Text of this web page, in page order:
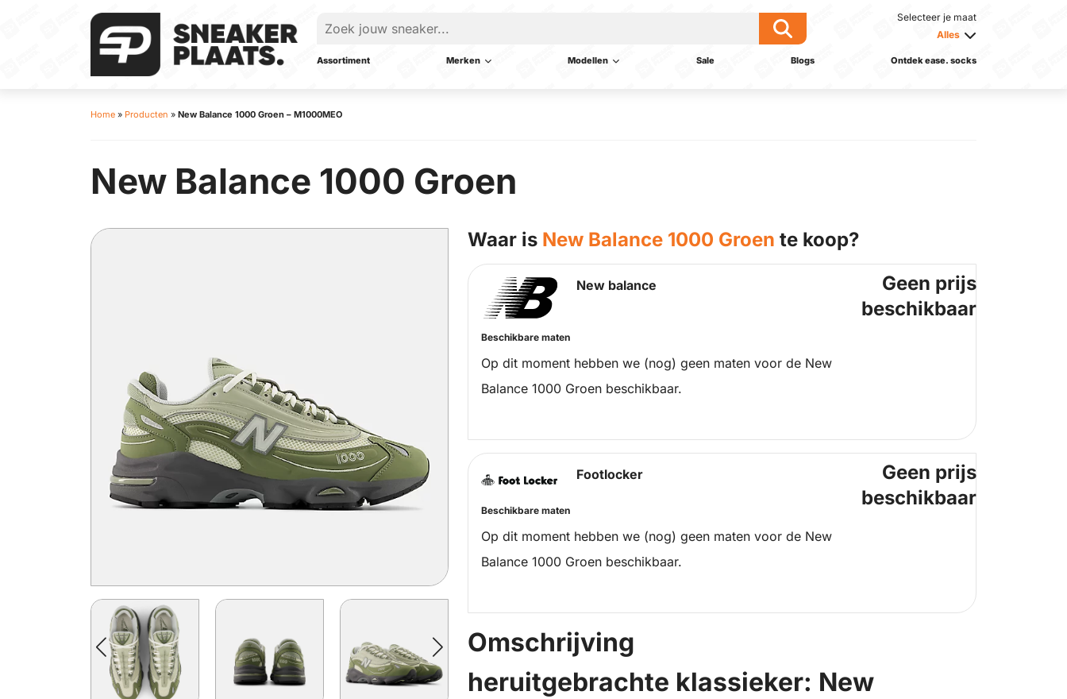
Selecteer je maat
Alles
Assortiment Merken Modellen Sale Blogs Ontdek ease. socks
Home » Producten » New Balance 1000 Groen – M1000MEO
New Balance 1000 Groen
Waar is New Balance 1000 Groen te koop?
New balance
Beschikbare maten
Op dit moment hebben we (nog) geen maten voor de New
Balance 1000 Groen beschikbaar.
Geen prijs
beschikbaar
Footlocker
Beschikbare maten
Op dit moment hebben we (nog) geen maten voor de New
Balance 1000 Groen beschikbaar.
Geen prijs
beschikbaar
Omschrijving
heruitgebrachte klassieker: New